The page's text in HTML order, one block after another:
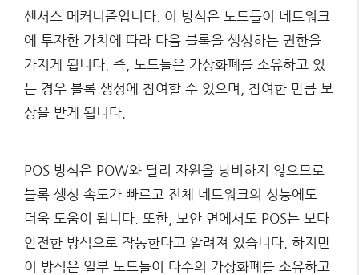
센서스 메커니즘입니다. 이 방식은 노드들이 네트워크
에 투자한 가치에 따라 다음 블록을 생성하는 권한을
가지게 됩니다. 즉, 노드들은 가상화폐를 소유하고 있
는 경우 블록 생성에 참여할 수 있으며, 참여한 만큼 보
상을 받게 됩니다.
POS 방식은 POW와 달리 자원을 낭비하지 않으므로
블록 생성 속도가 빠르고 전체 네트워크의 성능에도
더욱 도움이 됩니다. 또한, 보안 면에서도 POS는 보다
안전한 방식으로 작동한다고 알려져 있습니다. 하지만
이 방식은 일부 노드들이 다수의 가상화폐를 소유하고